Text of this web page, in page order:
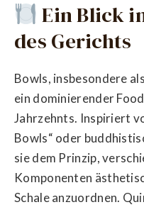
Ein Blick
des Gerichts
Bowls, insbesondere
ein dominierender
Jahrzehnts. Inspiriert
Bowls“ oder
sie dem Prinzip,
Komponenten
Schale anzuordnen.